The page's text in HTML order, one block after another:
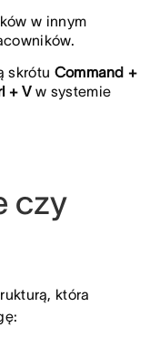
w innym
skrótu Command +
+ Vw systemie
czy
która